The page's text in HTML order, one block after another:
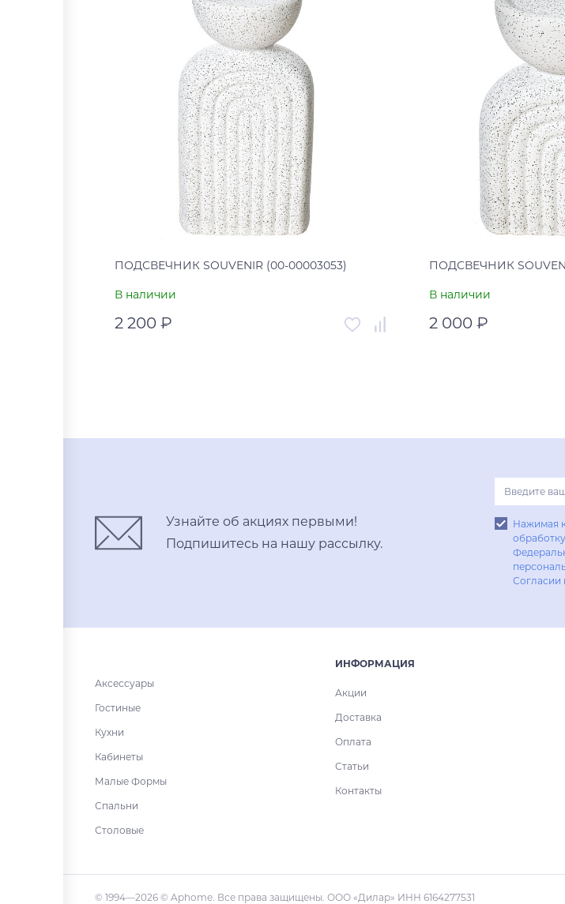
ПОДСВЕЧНИК SOUVENIR (00-00003053)
В наличии
2 200 ₽
Купить в один клик
ПОДСВЕЧНИК
В наличии
2 000 ₽
Купить в
Узнайте об акциях первыми!
Подпишитесь на нашу рассылку.
Нажимая
Согласии
Аксессуары
Гостиные
Кухни
Кабинеты
Малые Формы
Спальни
Столовые
ИНФОРМАЦИЯ
Акции
Доставка
Оплата
Статьи
Контакты
© 1994—2026 © Aphome. Все права защищены. ООО «Дилар» ИНН 6164277531